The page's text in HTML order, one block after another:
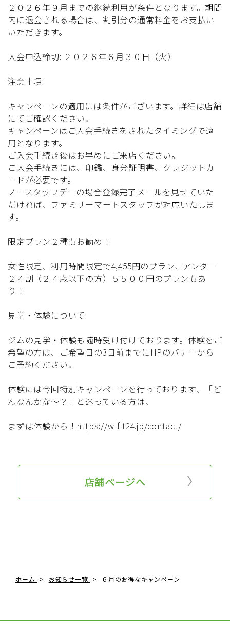
２０２６年９月までの継続利用が条件となります。期間
内に退会される場合は、割引分の通常料金をお支払い
いただきます。
入会申込締切: ２０２６年６月３０日（火）
注意事項:
キャンペーンの適用には条件がございます。詳細は店舗
にてご確認ください。
キャンペーンはご入会手続きをされたタイミングで適
用となります。
ご入会手続き後はお早めにご来店ください。
ご入会手続きには、印鑑、身分証明書、クレジットカ
ードが必要です。
ノースタッフデーの場合登録完了メールを見せていた
だければ、ファミリーマートスタッフが対応いたしま
す。
限定プラン２種もお勧め！
女性限定、利用時間限定で4,455円のプラン、アンダー
２４割（２４歳以下の方）５５００円のプランもあ
り！
見学・体験について:
ジムの見学・体験も随時受け付けております。体験をご
希望の方は、ご希望日の3日前までにHPのバナーから
ご予約ください。
体験には今回特別キャンペーンを行っております、「ど
んなんかな～？」と迷っている方は、
まずは体験から！https://w-fit24.jp/contact/
店舗ページへ
ホーム お知らせ一覧 ６月のお得なキャンペーン